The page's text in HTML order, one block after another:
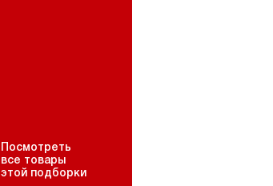
Посмотреть
все товары
этой подборки